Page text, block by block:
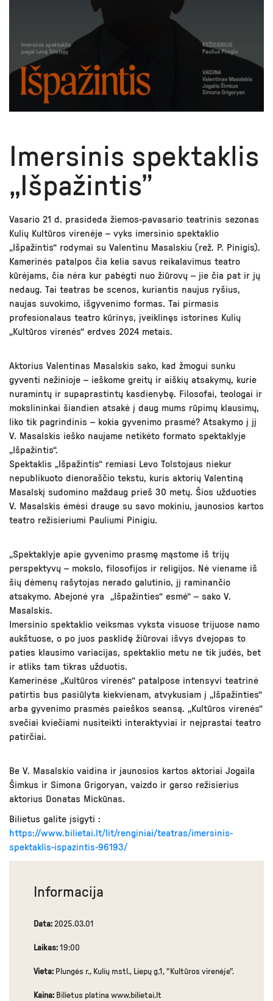
Imersinis spektaklis
„Išpažintis”
Vasario 21 d. prasideda žiemos-pavasario teatrinis sezonas
Kulių Kultūros virenėje – vyks imersinio spektaklio
„Išpažintis“ rodymai su Valentinu Masalskiu (rež. P. Pinigis).
Kamerinės patalpos čia kelia savus reikalavimus teatro
kūrėjams, čia nėra kur pabėgti nuo žiūrovų – jie čia pat ir jų
nedaug. Tai teatras be scenos, kuriantis naujus ryšius,
naujas suvokimo, išgyvenimo formas. Tai pirmasis
profesionalaus teatro kūrinys, įveiklinęs istorines Kulių
„Kultūros virenės“ erdves 2024 metais.
Aktorius Valentinas Masalskis sako, kad žmogui sunku
gyventi nežinioje – ieškome greitų ir aiškių atsakymų, kurie
nuramintų ir supaprastintų kasdienybę. Filosofai, teologai ir
mokslininkai šiandien atsakė į daug mums rūpimų klausimų,
liko tik pagrindinis – kokia gyvenimo prasmė? Atsakymo į jį
V. Masalskis ieško naujame netikėto formato spektaklyje
„Išpažintis“.
Spektaklis „Išpažintis“ remiasi Levo Tolstojaus niekur
nepublikuoto dienoraščio tekstu, kuris aktorių Valentiną
Masalskį sudomino maždaug prieš 30 metų. Šios užduoties
V. Masalskis ėmėsi drauge su savo mokiniu, jaunosios kartos
teatro režisieriumi Pauliumi Pinigiu.
„Spektaklyje apie gyvenimo prasmę mąstome iš trijų
perspektyvų – mokslo, filosofijos ir religijos. Nė viename iš
šių dėmenų rašytojas nerado galutinio, jį raminančio
atsakymo. Abejonė yra „Išpažinties“ esmė“ – sako V.
Masalskis.
Imersinio spektaklio veiksmas vyksta visuose trijuose namo
aukštuose, o po juos pasklidę žiūrovai išvys dvejopas to
paties klausimo variacijas, spektaklio metu ne tik judės, bet
ir atliks tam tikras užduotis.
Kamerinėse „Kultūros virenės“ patalpose intensyvi teatrinė
patirtis bus pasiūlyta kiekvienam, atvykusiam į „Išpažinties“
arba gyvenimo prasmės paieškos seansą. „Kultūros virenės“
svečiai kviečiami nusiteikti interaktyviai ir neįprastai teatro
patirčiai.
Be V. Masalskio vaidina ir jaunosios kartos aktoriai Jogaila
Šimkus ir Simona Grigoryan, vaizdo ir garso režisierius
aktorius Donatas Mickūnas.
Bilietus galite įsigyti :
https://www.bilietai.lt/lit/renginiai/teatras/imersinis-
spektaklis-ispazintis-96193/
Informacija
Data: 2025.03.01
Laikas: 19:00
Vieta: Plungės r., Kulių mstl., Liepų g.1, "Kultūros virenėje".
Kaina: Bilietus platina www.bilietai.lt